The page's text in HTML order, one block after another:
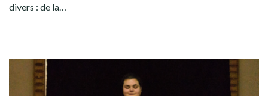
divers : de la…